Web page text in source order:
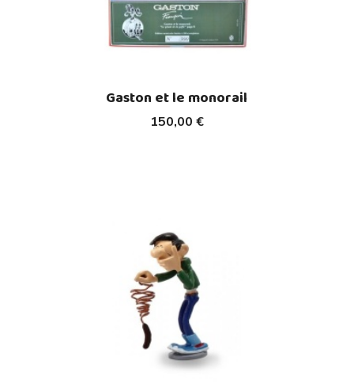
150,00 €
Gaston et le monorail